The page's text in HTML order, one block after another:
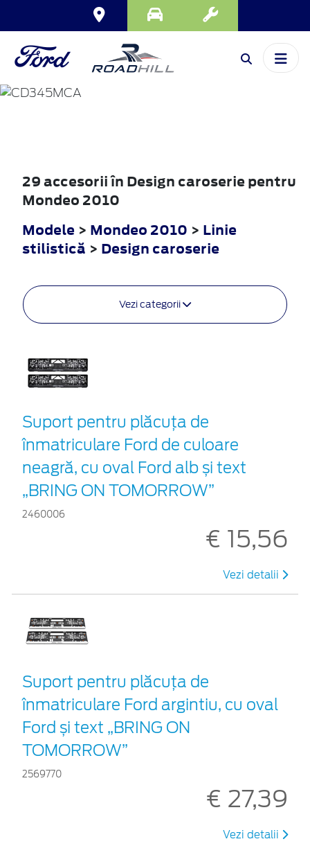
MONDEO
29 accesorii în Design caroserie pentru
Mondeo 2010
Modele > Mondeo 2010 > Linie
stilistică > Design caroserie
Vezi categorii
Suport pentru plăcuța de
înmatriculare Ford de culoare
neagră, cu oval Ford alb și text
„BRING ON TOMORROW”
2460006
€ 15,56
Vezi detalii
Suport pentru plăcuța de
înmatriculare Ford argintiu, cu oval
Ford și text „BRING ON
TOMORROW”
2569770
€ 27,39
Vezi detalii